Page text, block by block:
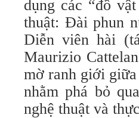
dụng các “đồ
thuật: Đài phun
Diễn viên hài
Maurizio
mờ ranh giới giữa
nhằm phá bỏ
nghệ thuật và